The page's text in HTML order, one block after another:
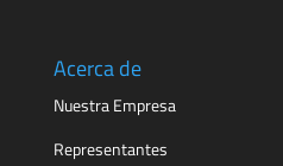
Acerca de
Nuestra Empresa
Representantes